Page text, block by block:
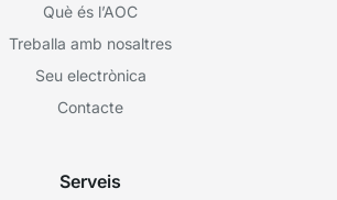
Què és l’AOC
Treballa amb nosaltres
Seu electrònica
Contacte
Serveis